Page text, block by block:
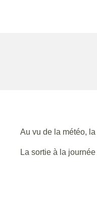
Au vu de la météo,
La sortie à la